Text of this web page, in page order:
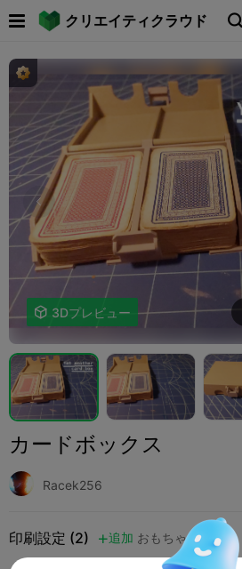
クリエイティクラウド 
 3Dプレビュー
カードボックス
Racek256
印刷設定 (2) 追加 おもちゃとゲーム